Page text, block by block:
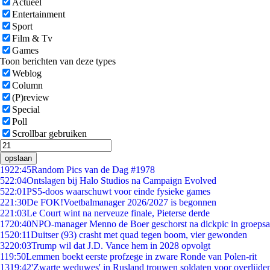
Actueel
Entertainment
Sport
Film & Tv
Games
Toon berichten van deze types
Weblog
Column
(P)review
Special
Poll
Scrollbar gebruiken
opslaan
1922:45Random Pics van de Dag #1978
522:04Ontslagen bij Halo Studios na Campaign Evolved
522:01PS5-doos waarschuwt voor einde fysieke games
221:30De FOK!Voetbalmanager 2026/2027 is begonnen
221:03Le Court wint na nerveuze finale, Pieterse derde
1720:40NPO-manager Menno de Boer geschorst na dickpic in
1520:11Duitser (93) crasht met quad tegen boom, vier gewonden
3220:03Trump wil dat J.D. Vance hem in 2028 opvolgt
119:50Lemmen boekt eerste profzege in zware Ronde van Polen-rit
1319:42'Zwarte weduwes' in Rusland trouwen soldaten voor